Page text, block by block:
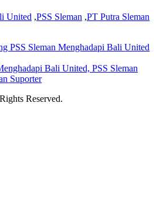
United ,PSS Sleman ,PT Putra Sleman
PSS Sleman Menghadapi Bali United
Bali United, PSS Sleman
Suporter
Reserved.